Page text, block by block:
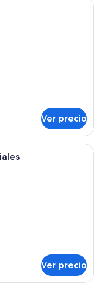
Ver precio
de hotel con una
Ver precio